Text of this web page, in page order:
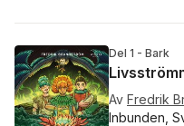
Del 1 - Bark
Av Fredrik
Inbunden,